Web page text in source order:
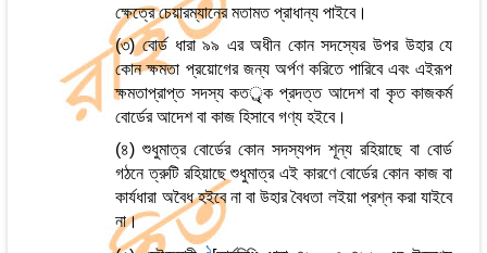
ক্ষেত্রে চেয়ারম্যানের মতামত প্রাধান্য পাইবে।
(৩) বোর্ড ধারা ৯৯ এর অধীন কোন সদস্যের উপর উহার যে
কোন ক্ষমতা প্রয়োগের জন্য অর্পণ করিতে পারিবে এবং এইরূপ
ক্ষমতাপ্রাপ্ত সদস্য কতর্ৃক প্রদত্ত আদেশ বা কৃত কাজকর্ম
বোর্ডের আদেশ বা কাজ হিসাবে গণ্য হইবে।
(৪) শুধুমাত্র বোর্ডের কোন সদস্যপদ শূন্য রহিয়াছে বা বোর্ড
গঠনে ত্রুটি রহিয়াছে শুধুমাত্র এই কারণে বোর্ডের কোন কাজ বা
কার্যধারা অবৈধ হইবে না বা উহার বৈধতা লইয়া প্রশ্ন করা যাইবে
না।